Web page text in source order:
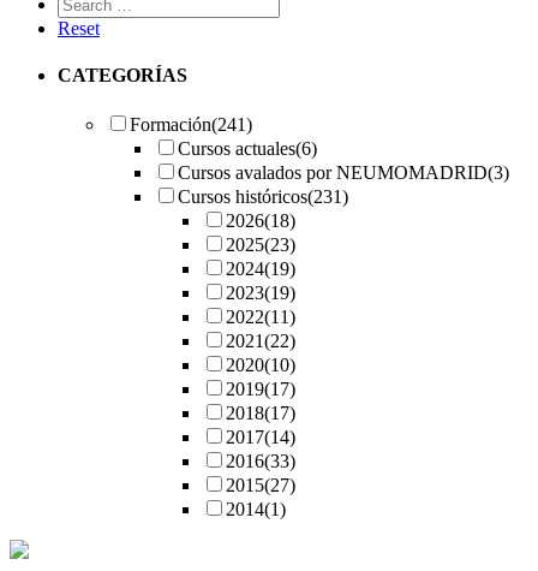
Reset
CATEGORÍAS
Formación(241)
Cursos actuales(6)
Cursos avalados por NEUMOMADRID(3)
Cursos históricos(231)
2026(18)
2025(23)
2024(19)
2023(19)
2022(11)
2021(22)
2020(10)
2019(17)
2018(17)
2017(14)
2016(33)
2015(27)
2014(1)